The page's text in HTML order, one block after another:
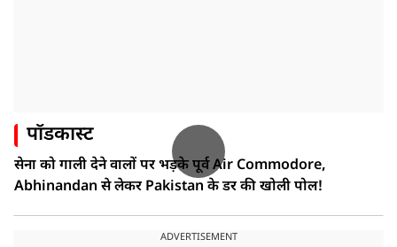
पॉडकास्ट
सेना को गाली देने वालों पर भड़के पूर्व Air Commodore,
Abhinandan से लेकर Pakistan के डर की खोली पोल!
ADVERTISEMENT